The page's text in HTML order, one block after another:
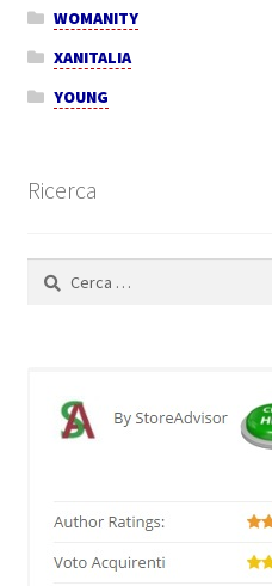
WOMANITY
XANITALIA
YOUNG
Ricerca
Ricerca